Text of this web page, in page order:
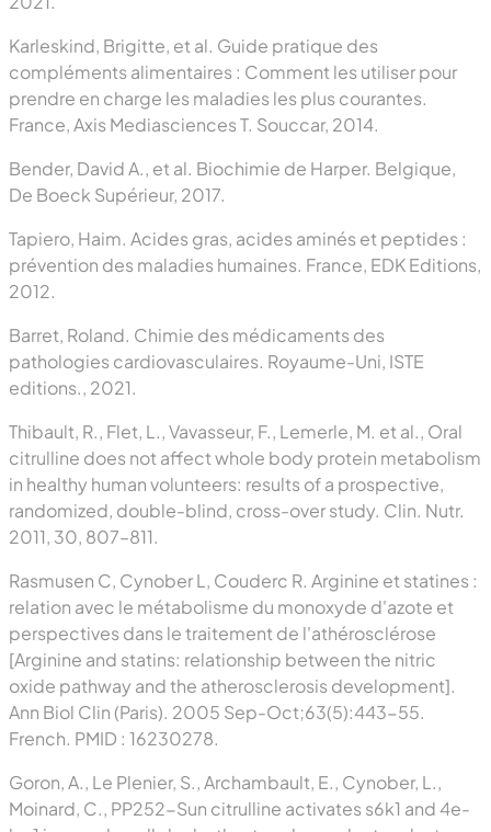
Karleskind, Brigitte, et al. Guide pratique des
compléments alimentaires : Comment les utiliser pour
prendre en charge les maladies les plus courantes.
France, Axis Mediasciences T. Souccar, 2014.
Bender, David A., et al. Biochimie de Harper. Belgique,
De Boeck Supérieur, 2017.
Tapiero, Haim. Acides gras, acides aminés et peptides :
prévention des maladies humaines. France, EDK Editions,
2012.
Barret, Roland. Chimie des médicaments des
pathologies cardiovasculaires. Royaume-Uni, ISTE
editions., 2021.
Thibault, R., Flet, L., Vavasseur, F., Lemerle, M. et al., Oral
citrulline does not affect whole body protein metabolism
in healthy human volunteers: results of a prospective,
randomized, double-blind, cross-over study. Clin. Nutr.
2011, 30, 807–811.
Rasmusen C, Cynober L, Couderc R. Arginine et statines :
relation avec le métabolisme du monoxyde d'azote et
perspectives dans le traitement de l'athérosclérose
[Arginine and statins: relationship between the nitric
oxide pathway and the atherosclerosis development].
Ann Biol Clin (Paris). 2005 Sep-Oct;63(5):443-55.
French. PMID : 16230278.
Goron, A., Le Plenier, S., Archambault, E., Cynober, L.,
Moinard, C., PP252-Sun citrulline activates s6k1 and 4e-